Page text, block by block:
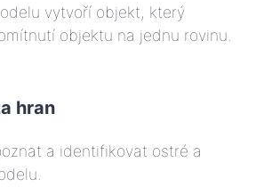
vytvoří objekt, který
objektu na jednu rovinu.
hran
a identifikovat ostré a